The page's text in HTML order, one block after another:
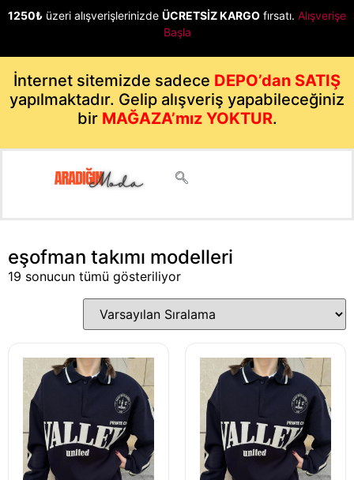
1250₺ üzeri alışverişlerinizde ÜCRETSİZ KARGO fırsatı. Alışverişe
Başla
İnternet sitemizde sadece DEPO’dan SATIŞ
yapılmaktadır. Gelip alışveriş yapabileceğiniz
bir MAĞAZA’mız YOKTUR.
eşofman takımı modelleri
19 sonucun tümü gösteriliyor